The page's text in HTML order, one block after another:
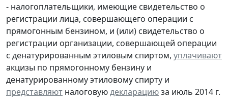
- налогоплательщики, имеющие свидетельство о
регистрации лица, совершающего операции с
прямогонным бензином, и (или) свидетельство о
регистрации организации, совершающей операции
с денатурированным этиловым спиртом, уплачивают
акцизы по прямогонному бензину и
денатурированному этиловому спирту и
представляют налоговуюдекларациюза июль 2014 г.